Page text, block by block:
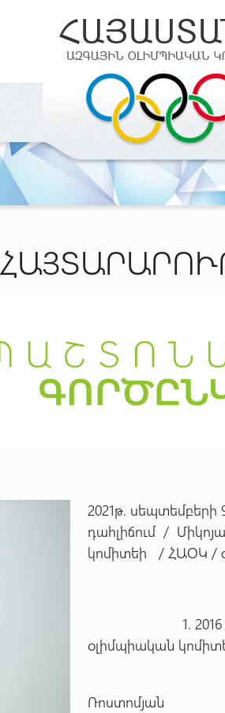
2021թ.
դահլիճում /
կոմիտեի / ՀԱՕԿ /
1. 2016 –
օլիմպիական
Զեկուցող ՝
Ռոստոմյան